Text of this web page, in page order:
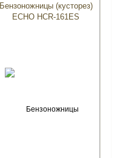
Бензоножницы (кусторез)
ECHO HCR-161ES